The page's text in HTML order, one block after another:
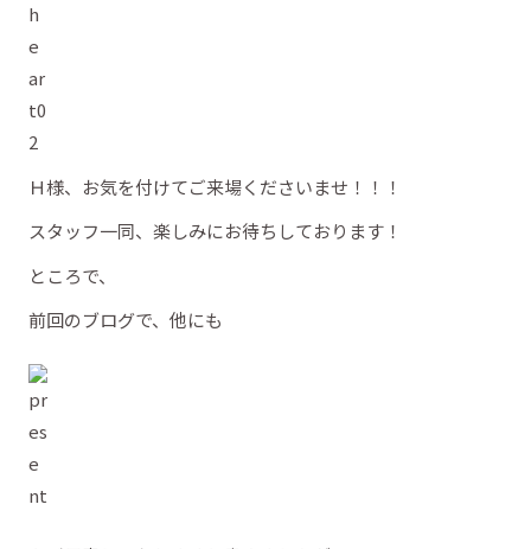
Ｈ様、お気を付けてご来場くださいませ！！！
スタッフ一同、楽しみにお待ちしております！
ところで、
前回のブログで、他にも